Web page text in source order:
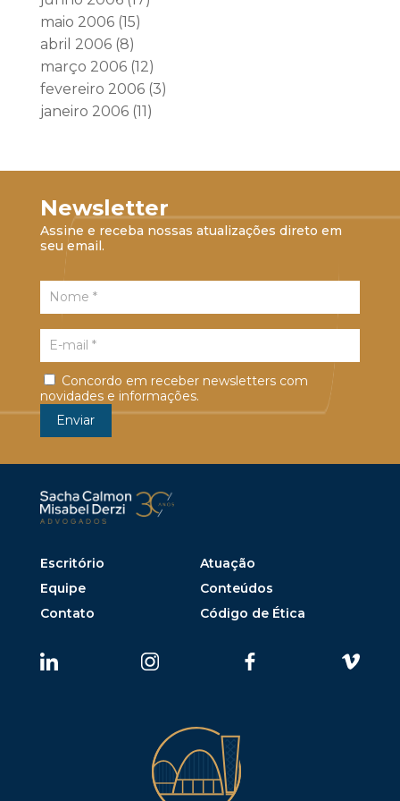
maio 2006(15)
abril 2006(8)
março 2006(12)
fevereiro 2006(3)
janeiro 2006(11)
Newsletter
Assine e receba nossas atualizações direto em
seu email.
Concordo em receber newsletters com
novidades e informações.
Escritório
Atuação
Equipe
Conteúdos
Contato
Código de Ética